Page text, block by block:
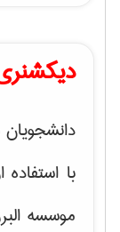
با
موسسه